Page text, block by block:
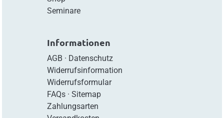
Seminare
Informationen
AGB · Datenschutz
Widerrufsinformation
Widerrufsformular
FAQs· Sitemap
Zahlungsarten